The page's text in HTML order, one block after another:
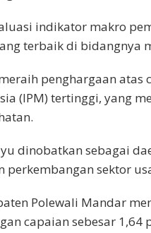
indikator makro
terbaik di bidangnya
penghargaan atas
(IPM) tertinggi, yang
dinobatkan sebagai
perkembangan sektor
Polewali Mandar
capaian sebesar 1,64